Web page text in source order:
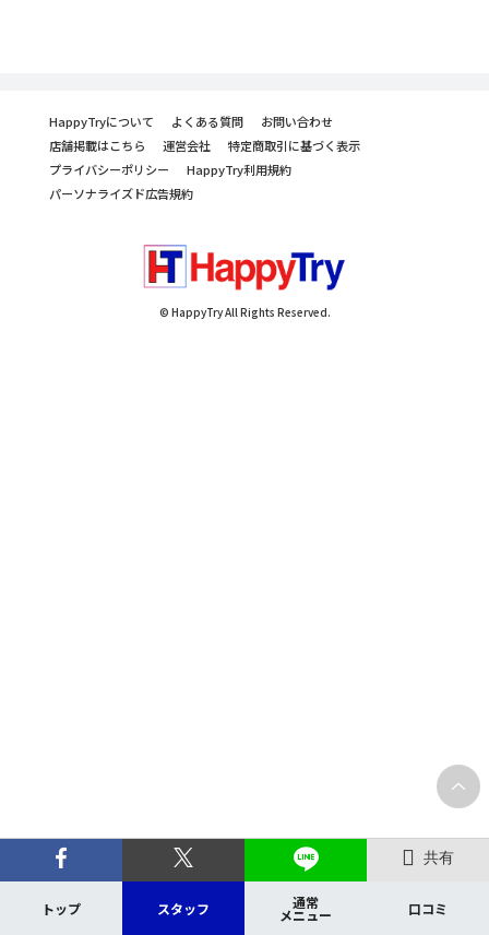
共有
トップ スタッフ 通常
メニュー 口コミ
HappyTryについて よくある質問
お問い合わせ
店舗掲載はこちら
運営会社
特定商取引に基づく表示
プライバシーポリシー
HappyTry利用規約
パーソナライズド広告規約
© HappyTry All Rights Reserved.